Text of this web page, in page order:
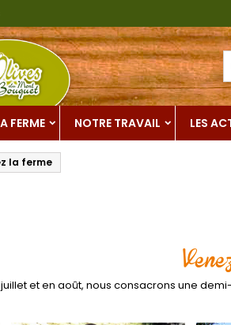
FERME NOTRE TRAVAIL LES
la ferme
juillet et en août, nous consacrons une